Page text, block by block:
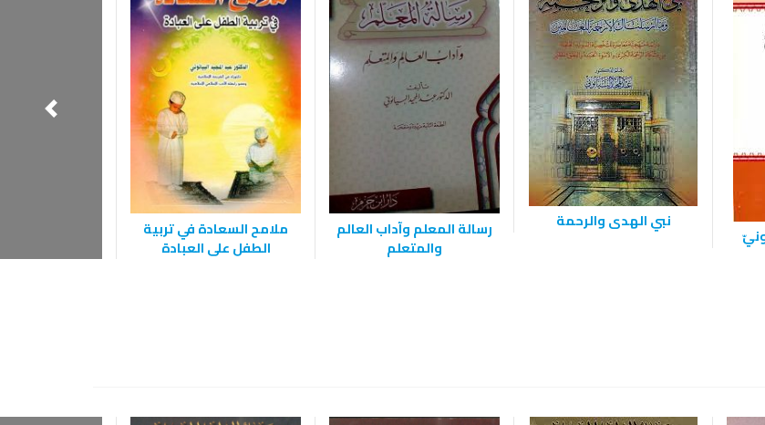
نبي الهدى والرحمة رسالة المعلم وآداب العالم
والمتعلم
ملامح السعادة في تربية
الطفل على العبادة